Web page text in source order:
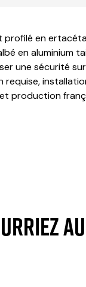
profilé en
en aluminium
une sécurité
requise,
production